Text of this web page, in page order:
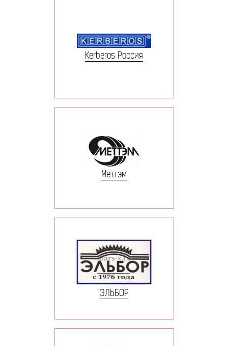
Kerberos Россия
Меттэм
ЭЛЬБОР